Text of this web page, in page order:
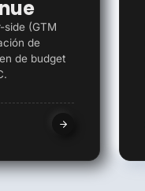
side (GTM
de
de budget